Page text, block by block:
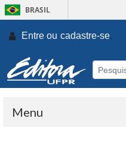
BRASIL
Entre ou cadastre-se.
Menu